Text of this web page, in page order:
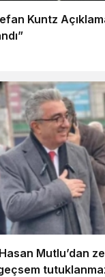
Kuntz
Mutlu’dan